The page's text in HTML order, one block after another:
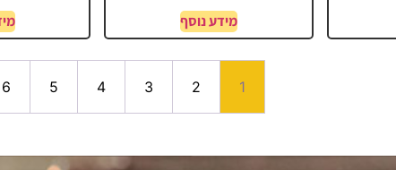
מידע נוסף
1
2
3
4
5
6